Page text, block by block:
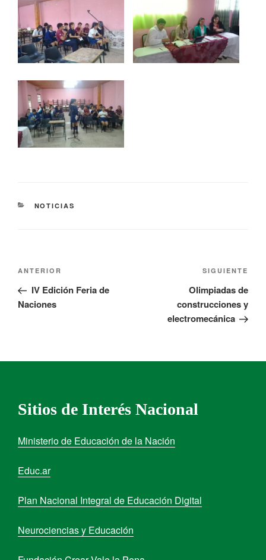
NOTICIAS
ANTERIOR
IV Edición Feria de
Naciones
SIGUIENTE
Olimpiadas de
construcciones y
electromecánica
Sitios de Interés Nacional
Ministerio de Educación de la Nación
Educ.ar
Plan Nacional Integral de Educación Digital
Neurociencias y Educación